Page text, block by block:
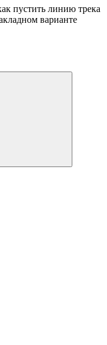
пустить линию трека
варианте